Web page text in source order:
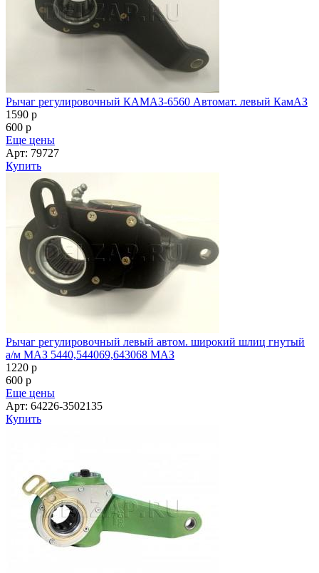
Рычаг регулировочный КАМАЗ-6560 Автомат. левый КамАЗ
1590 p
600 p
Еще цены
Арт: 79727
Купить
Рычаг регулировочный левый автом. широкий шлиц гнутый
а/м МАЗ 5440,544069,643068 МАЗ
1220 p
600 p
Еще цены
Арт: 64226-3502135
Купить